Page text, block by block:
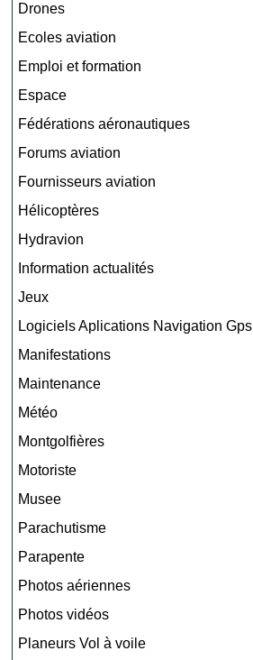
Drones
Ecoles aviation
Emploi et formation
Espace
Fédérations aéronautiques
Forums aviation
Fournisseurs aviation
Hélicoptères
Hydravion
Information actualités
Jeux
Logiciels Aplications Navigation Gps
Manifestations
Maintenance
Météo
Montgolfières
Motoriste
Musee
Parachutisme
Parapente
Photos aériennes
Photos vidéos
Planeurs Vol à voile